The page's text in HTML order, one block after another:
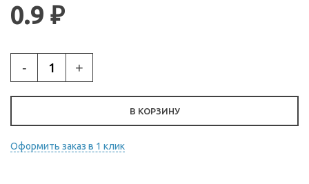
0.9 ₽
- +
В КОРЗИНУ
Оформить заказ в 1 клик